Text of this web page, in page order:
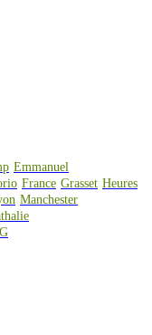
Emmanuel
France Grasset Heures
Manchester